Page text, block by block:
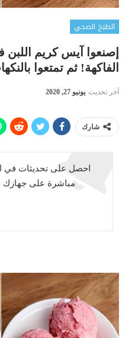
الطبخ الصحي
إصنعوا آيس كريم اللبن
الفاكهة! ثم تمتعوا
آخر تحديث يونيو 27, 2020
شارك
احصل على تحديثات في
مباشرة على جهازك